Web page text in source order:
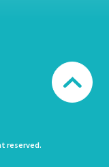
reserved.